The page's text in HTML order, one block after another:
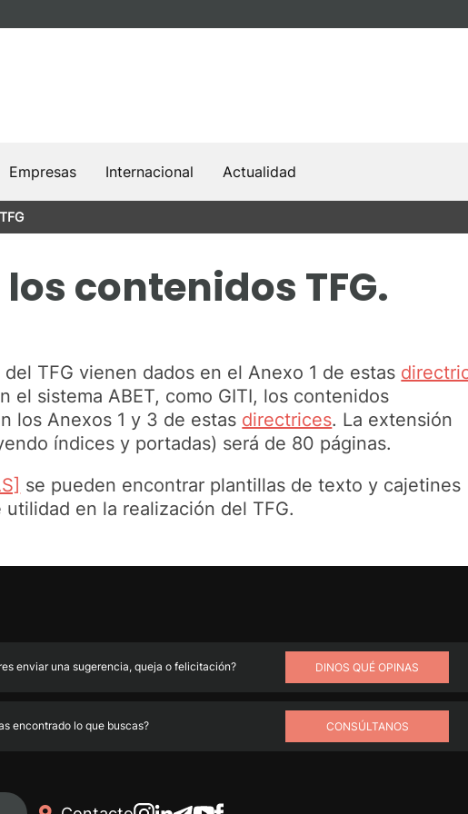
Empresas Internacional Actualidad
contenidos TFG.
TFG vienen dados en el Anexo 1 de estas
el sistema ABET, como GITI, los contenidos
los Anexos 1 y 3 de estas directrices. La extensión
índices y portadas) será de 80 páginas.
se pueden encontrar plantillas de texto y cajetines
en la realización del TFG.
enviar una sugerencia, queja o felicitación? DINOS QUÉ OPINAS
encontrado lo que buscas? CONSÚLTANOS